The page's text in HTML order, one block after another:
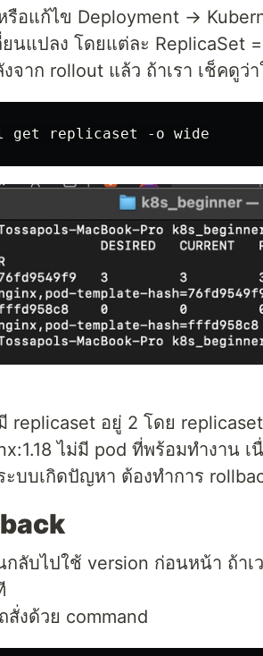
รือแก้ไข Deployment →
นแปลง โดยแต่ละ ReplicaSet
จาก rollout แล้ว ถ้าเรา เช็คดู
replicaset อยู่ 2 โดย
ไม่มี pod ที่พร้อมทำงาน
ะบบเกิดปัญหา ต้องทำการ
กลับไปใช้ version ก่อนหน้า ถ้า
สั่งด้วย command